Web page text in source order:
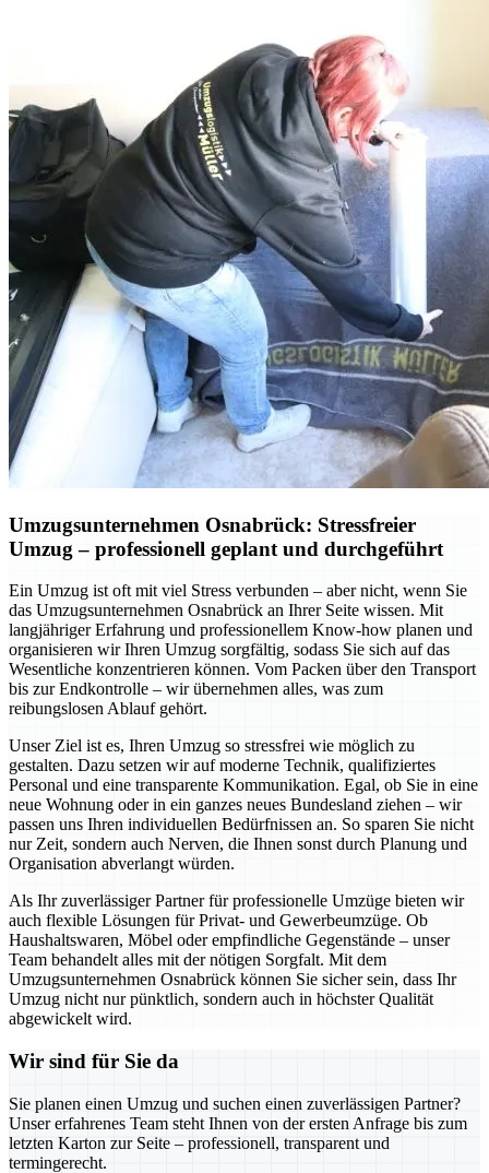
Umzugsunternehmen Osnabrück: Stressfreier
Umzug – professionell geplant und durchgeführt
Ein Umzug ist oft mit viel Stress verbunden – aber nicht, wenn Sie
das Umzugsunternehmen Osnabrück an Ihrer Seite wissen. Mit
langjähriger Erfahrung und professionellem Know-how planen und
organisieren wir Ihren Umzug sorgfältig, sodass Sie sich auf das
Wesentliche konzentrieren können. Vom Packen über den Transport
bis zur Endkontrolle – wir übernehmen alles, was zum
reibungslosen Ablauf gehört.
Unser Ziel ist es, Ihren Umzug so stressfrei wie möglich zu
gestalten. Dazu setzen wir auf moderne Technik, qualifiziertes
Personal und eine transparente Kommunikation. Egal, ob Sie in eine
neue Wohnung oder in ein ganzes neues Bundesland ziehen – wir
passen uns Ihren individuellen Bedürfnissen an. So sparen Sie nicht
nur Zeit, sondern auch Nerven, die Ihnen sonst durch Planung und
Organisation abverlangt würden.
Als Ihr zuverlässiger Partner für professionelle Umzüge bieten wir
auch flexible Lösungen für Privat- und Gewerbeumzüge. Ob
Haushaltswaren, Möbel oder empfindliche Gegenstände – unser
Team behandelt alles mit der nötigen Sorgfalt. Mit dem
Umzugsunternehmen Osnabrück können Sie sicher sein, dass Ihr
Umzug nicht nur pünktlich, sondern auch in höchster Qualität
abgewickelt wird.
Wir sind für Sie da
Sie planen einen Umzug und suchen einen zuverlässigen Partner?
Unser erfahrenes Team steht Ihnen von der ersten Anfrage bis zum
letzten Karton zur Seite – professionell, transparent und
termingerecht.